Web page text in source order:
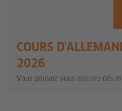
COURS
2026
Vous pouvez vous inscrire dès